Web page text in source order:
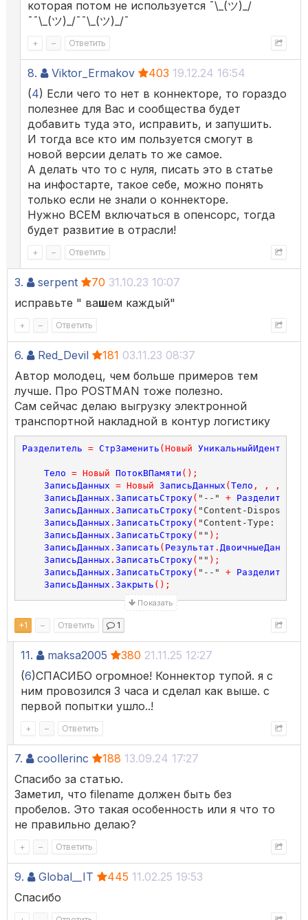
которая потом не используется ¯\_(ツ)_/
¯¯\_(ツ)_/¯¯\_(ツ)_/¯
+ – Ответить
8. Viktor_Ermakov 403 19.12.24 16:54
(4) Если чего то нет в коннекторе, то гораздо
полезнее для Вас и сообщества будет
добавить туда это, исправить, и запушить.
И тогда все кто им пользуется смогут в
новой версии делать то же самое.
А делать что то с нуля, писать это в статье
на инфостарте, такое себе, можно понять
только если не знали о коннекторе.
Нужно ВСЕМ включаться в опенсорс, тогда
будет развитие в отрасли!
+ – Ответить
3. serpent 70 31.10.23 10:07
исправьте " вашем каждый"
+ – Ответить
6. Red_Devil 181 03.11.23 08:37
Автор молодец, чем больше примеров тем
лучше. Про POSTMAN тоже полезно.
Сам сейчас делаю выгрузку электронной
транспортной накладной в контур логистику
Разделитель = СтрЗаменить ( Новый
Тело = Новый ПотокВПамяти ();
ЗаписьДанных = Новый ЗаписьДанных ( Тело , , ,
ЗаписьДанных . ЗаписатьСтроку( "--" + Разделитель
ЗаписьДанных . ЗаписатьСтроку( "Content-Disposition:
ЗаписьДанных . ЗаписатьСтроку( "Content-Type:
ЗаписьДанных . ЗаписатьСтроку( "" );
ЗаписьДанных . Записать ( Результат . ДвоичныеДанные
ЗаписьДанных . ЗаписатьСтроку( "" );
ЗаписьДанных . ЗаписатьСтроку( "--" + Разделитель
ЗаписьДанных . Закрыть ();
Тело. ЗакрытьИПолучитьДвоичныеДанные
Новый ЗащищенноеСоединениеOpenSSL
Новый
= "logist-api.kontur.ru"
HTTPСоединение
= Новый HTTPСоединение(АдресСайта
HTTPЗапрос = Новый HTTPЗапрос
HTTPЗапрос.УстановитьТелоИзДвоичныхДанных(
HTTPЗапрос.Заголовки .Вставить
ОтветHTTP
= HTTPСоединение
НашОтвет
= ОтветHTTP.ПолучитьТелоКакСтроку
Сообщить(НашОтвет);
Показать
+1 – Ответить 1
11. maksa2005 380 21.11.25 12:27
(6)СПАСИБО огромное! Коннектор тупой. я с
ним провозился 3 часа и сделал как выше. с
первой попытки ушло..!
+ – Ответить
7. coollerinc 188 13.09.24 17:27
Спасибо за статью.
Заметил, что filename должен быть без
пробелов. Это такая особенность или я что то
не правильно делаю?
+ – Ответить
9. Global__IT 445 11.02.25 19:53
Спасибо